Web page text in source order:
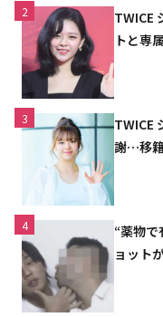
2
TWICE
トと専
3
TWICE
謝…移
4
“薬物
ョット